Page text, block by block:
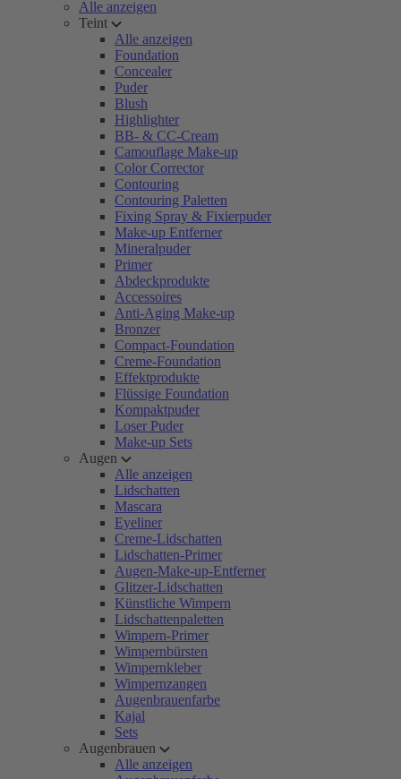
Alle anzeigen
Teint
Alle anzeigen
Foundation
Concealer
Puder
Blush
Highlighter
BB- & CC-Cream
Camouflage Make-up
Color Corrector
Contouring
Contouring Paletten
Fixing Spray & Fixierpuder
Make-up Entferner
Mineralpuder
Primer
Abdeckprodukte
Accessoires
Anti-Aging Make-up
Bronzer
Compact-Foundation
Creme-Foundation
Effektprodukte
Flüssige Foundation
Kompaktpuder
Loser Puder
Make-up Sets
Augen
Alle anzeigen
Lidschatten
Mascara
Eyeliner
Creme-Lidschatten
Lidschatten-Primer
Augen-Make-up-Entferner
Glitzer-Lidschatten
Künstliche Wimpern
Lidschattenpaletten
Wimpern-Primer
Wimpernbürsten
Wimpernkleber
Wimpernzangen
Augenbrauenfarbe
Kajal
Sets
Augenbrauen
Alle anzeigen